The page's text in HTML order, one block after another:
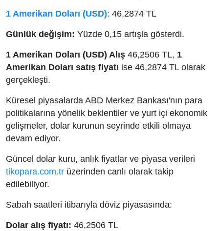
1 Amerikan Doları (USD): 46,2874 TL
Günlük değişim: Yüzde 0,15 artışla gösterdi.
1 Amerikan Doları (USD) Alış 46,2506 TL, 1
Amerikan Doları satış fiyatı ise 46,2874 TL olarak
gerçekleşti.
Küresel piyasalarda ABD Merkez Bankası'nın para
politikalarına yönelik beklentiler ve yurt içi ekonomik
gelişmeler, dolar kurunun seyrinde etkili olmaya
devam ediyor.
Güncel dolar kuru, anlık fiyatlar ve piyasa verileri
tikopara.com.tr üzerinden canlı olarak takip
edilebiliyor.
Sabah saatleri itibarıyla döviz piyasasında:
Dolar alış fiyatı: 46,2506 TL